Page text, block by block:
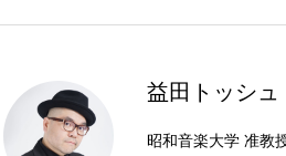
益田トッシュ
昭和音楽大学 准教